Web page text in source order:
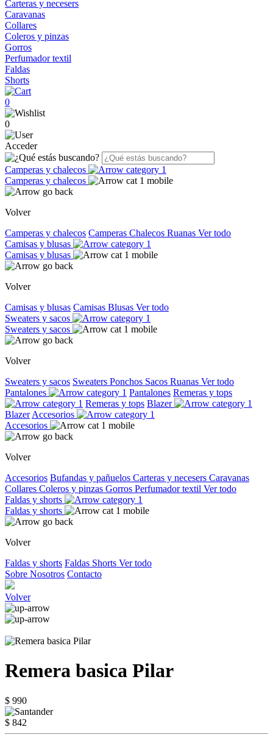
Carteras y necesers
Caravanas
Collares
Coleros y pinzas
Gorros
Perfumador textil
Faldas
Shorts
0
0
Acceder
Camperas y chalecos
Camperas y chalecos
Volver
Camperas y chalecos Camperas Chalecos Ruanas Ver todo
Camisas y blusas
Camisas y blusas
Volver
Camisas y blusas Camisas Blusas Ver todo
Sweaters y sacos
Sweaters y sacos
Volver
Sweaters y sacos Sweaters Ponchos Sacos Ruanas Ver todo
Pantalones
Pantalones Remeras y tops
Remeras y tops Blazer
Blazer Accesorios
Accesorios
Volver
Accesorios Bufandas y pañuelos Carteras y necesers Caravanas
Collares Coleros y pinzas Gorros Perfumador textil Ver todo
Faldas y shorts
Faldas y shorts
Volver
Faldas y shorts Faldas Shorts Ver todo
Sobre Nosotros Contacto
Volver
Remera basica Pilar
$ 990
$ 842